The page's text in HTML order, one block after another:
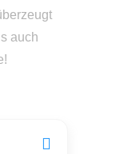
auch